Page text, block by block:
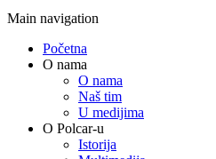
Main navigation
Početna
O nama
O nama
Naš tim
U medijima
O Polcar-u
Istorija